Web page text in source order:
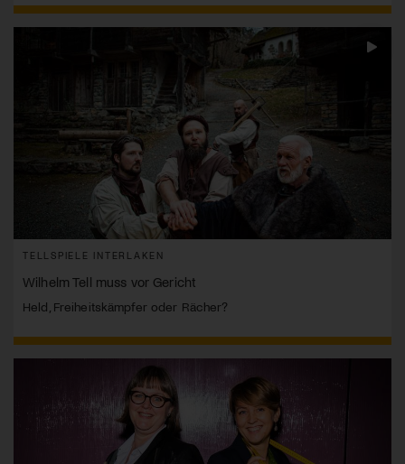
TELLSPIELE INTERLAKEN
Wilhelm Tell muss vor Gericht
Held, Freiheitskämpfer oder Rächer?